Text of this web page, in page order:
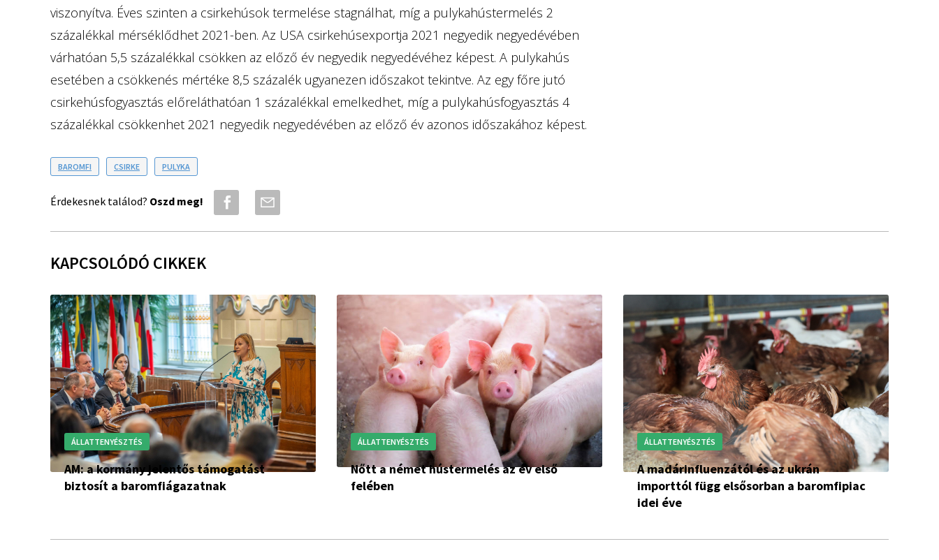
viszonyítva. Éves szinten a csirkehúsok termelése stagnálhat, míg a pulykahústermelés 2
százalékkal mérséklődhet 2021-ben. Az USA csirkehúsexportja 2021 negyedik negyedévében
várhatóan 5,5 százalékkal csökken az előző év negyedik negyedévéhez képest. A pulykahús
esetében a csökkenés mértéke 8,5 százalék ugyanezen időszakot tekintve. Az egy főre jutó
csirkehúsfogyasztás előreláthatóan 1 százalékkal emelkedhet, míg a pulykahúsfogyasztás 4
százalékkal csökkenhet 2021 negyedik negyedévében az előző év azonos időszakához képest.
BAROMFI CSIRKE PULYKA
Érdekesnek találod? Oszd meg!
KAPCSOLÓDÓ CIKKEK
ÁLLATTENYÉSZTÉS
AM: a kormány jelentős támogatást
biztosít a baromfiágazatnak
ÁLLATTENYÉSZTÉS
Nőtt a német hústermelés az év első
felében
ÁLLATTENYÉSZTÉS
A madárinfluenzától és az ukrán
importtól függ elsősorban a baromfipiac
idei éve